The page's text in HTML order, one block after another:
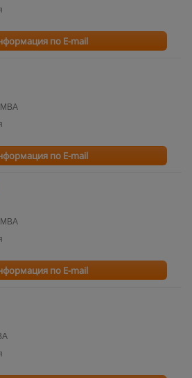
по E-mail
по E-mail
по E-mail